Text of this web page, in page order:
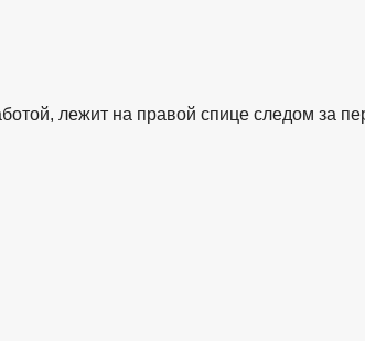
лежит на правой спице следом за